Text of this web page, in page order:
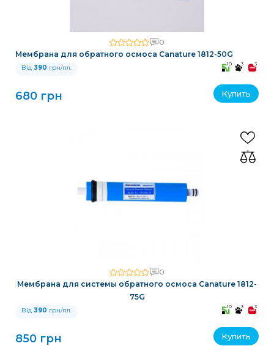
0
Мембрана для обратного осмоса Canature 1812-50G
Від 390 грн/пл. 10 3 3
680 грн Купить
0
Мембрана для системы обратного осмоса Canature 1812-
75G
Від 390 грн/пл. 10 3 3
850 грн Купить